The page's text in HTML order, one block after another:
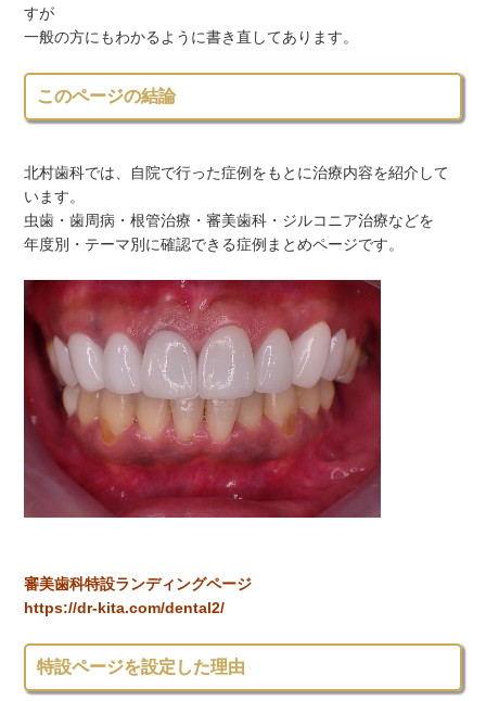
すが
一般の方にもわかるように書き直してあります。
このページの結論
北村歯科では、自院で行った症例をもとに治療内容を紹介して
います。
虫歯・歯周病・根管治療・審美歯科・ジルコニア治療などを
年度別・テーマ別に確認できる症例まとめページです。
審美歯科特設ランディングページ
https://dr-kita.com/dental2/
特設ページを設定した理由